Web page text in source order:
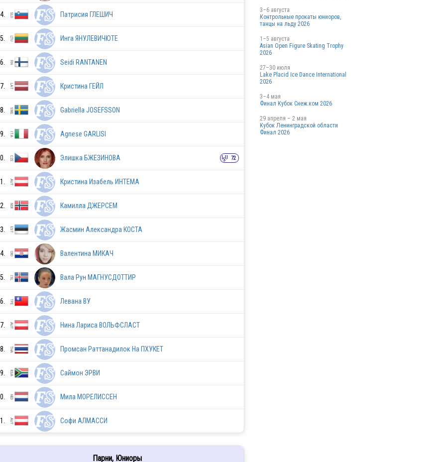
KOR
JPN
SVK
Патрисия ГЛЕШИЧ
Инга ЯНУЛЕВИЧЮТЕ
Seidi RANTANEN
Кристина ГЕЙЛ
Gabriella JOSEFSSON
Agnese GARLISI
Элишка БЖЕЗИНОВА 72
Кристина Изабель ИНТЕМА
Камилла ДЖЕРСЕМ
Жасмин Александра КОСТА
Валентина МИКАЧ
Вала Рун МАГНУСДОТТИР
Левана ВУ
Нина Лариса ВОЛЬФСЛАСТ
Промсан Раттанадилок На ПХУКЕТ
Саймон ЭРВИ
Мила МОРЕЛИССЕН
Софи АЛМАССИ
Парни, Юниоры
3–6 августа
Контрольные прокаты юниоров,
танцы на льду 2026
1–5 августа
Asian Open Figure Skating Trophy
2026
27–30 июля
Lake Placid Ice Dance International
2026
3–4 мая
Финал Кубок Снеж.ком 2026
29 апреля – 2 мая
Кубок Ленинградской области
Финал 2026